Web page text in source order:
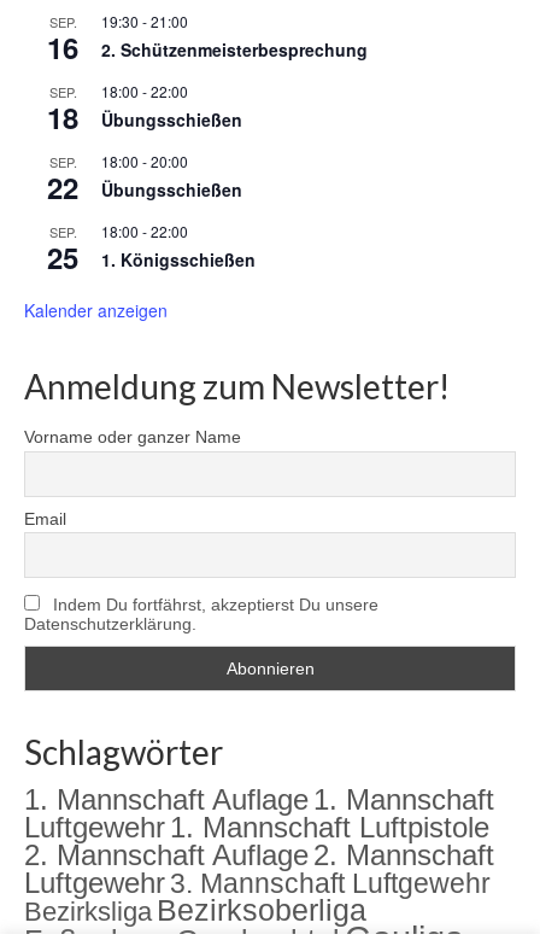
SEP.
16
19:30 -21:00
2. Schützenmeisterbesprechung
SEP.
18
18:00 -22:00
Übungsschießen
SEP.
22
18:00 -20:00
Übungsschießen
SEP.
25
18:00 -22:00
1. Königsschießen
Kalender anzeigen
Anmeldung zum Newsletter!
Vorname oder ganzer Name
Email
Indem Du fortfährst, akzeptierst Du unsere
Datenschutzerklärung.
Schlagwörter
1. Mannschaft Auflage1. Mannschaft
Luftgewehr1. Mannschaft Luftpistole
2. Mannschaft Auflage2. Mannschaft
Luftgewehr3. Mannschaft Luftgewehr
Bezirksliga Bezirksoberliga
Gauliga